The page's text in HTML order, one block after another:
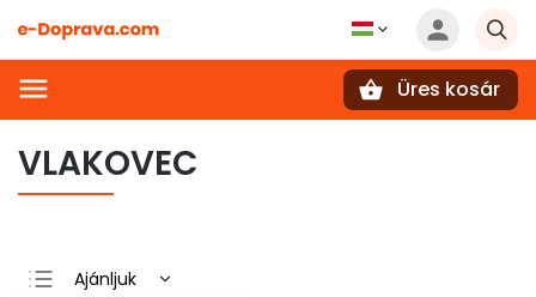
Üres kosár
VLAKOVEC
Ajánljuk